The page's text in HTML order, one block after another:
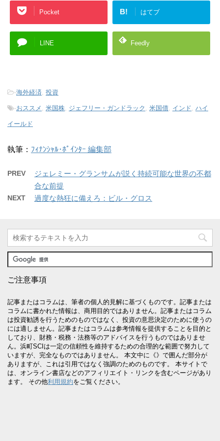
Pocket B! はてブ
LINE Feedly
-海外経済 投資
-おススメ 米国株 ジェフリー・ガンドラック 米国債 インド ハイ
イールド
執筆： ﾌｨﾅﾝｼｬﾙ･ﾎﾟｲﾝﾀｰ 編集部
PREV
ジェレミー・グランサムが説く持続可能な世界の不都
合な前提
NEXT 過度な熱狂に備えろ：ビル・グロス
ご注意事項
記事またはコラムは、筆者の個人的見解に基づくものです。記事または
コラムに書かれた情報は、商用目的ではありません。記事またはコラム
は投資勧誘を行うためのものではなく、投資の意思決定のために使うの
には適しません。記事またはコラムは参考情報を提供することを目的と
しており、財務・税務・法務等のアドバイスを行うものではありませ
ん。浜町SCIは一定の信頼性を維持するための合理的な範囲で努力して
いますが、完全なものではありません。 本文中に《》で囲んだ部分が
ありますが、これは引用ではなく強調のためのものです。 本サイトで
は、オンライン書店などのアフィリエイト・リンクを含むページがあり
ます。 その他利用規約をご覧ください。